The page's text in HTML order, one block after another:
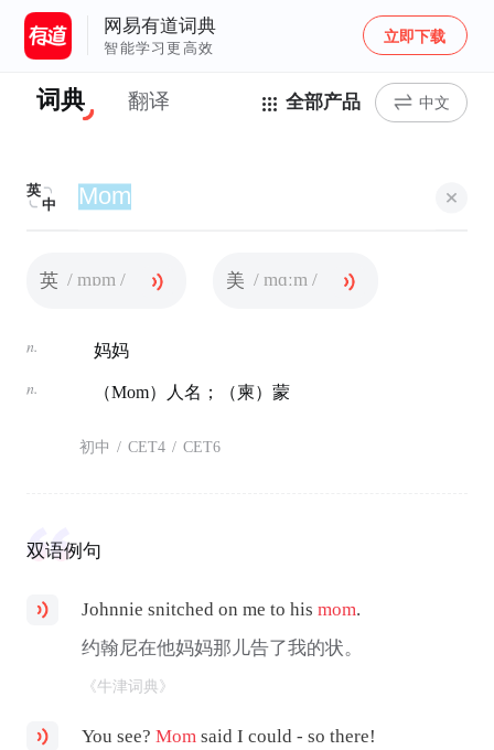
网易有道词典
智能学习更高效
立即下载
词典 翻译 全部产品 中文
英
中
英 / mɒm / 美 / mɑːm /
n. 妈妈
n. （Mom）人名；（柬）蒙
初中 / CET4 / CET6
双语例句
Johnnie snitched on me to hismom.
约翰尼在他妈妈那儿告了我的状。
《牛津词典》
You see?Mom said I could - so there!